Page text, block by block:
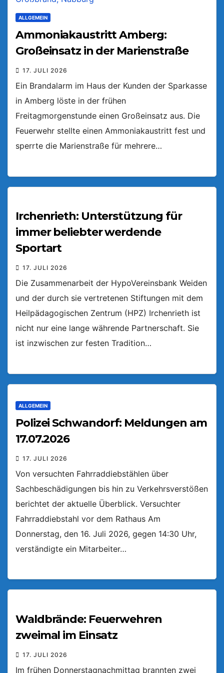
ALLGEMEIN
Ammoniakaustritt Amberg:
Großeinsatz in der Marienstraße
17. JULI 2026
Ein Brandalarm im Haus der Kunden der Sparkasse
in Amberg löste in der frühen
Freitagmorgenstunde einen Großeinsatz aus. Die
Feuerwehr stellte einen Ammoniakaustritt fest und
sperrte die Marienstraße für mehrere…
Irchenrieth: Unterstützung für
immer beliebter werdende
Sportart
17. JULI 2026
Die Zusammenarbeit der HypoVereinsbank Weiden
und der durch sie vertretenen Stiftungen mit dem
Heilpädagogischen Zentrum (HPZ) Irchenrieth ist
nicht nur eine lange währende Partnerschaft. Sie
ist inzwischen zur festen Tradition…
ALLGEMEIN
Polizei Schwandorf: Meldungen am
17.07.2026
17. JULI 2026
Von versuchten Fahrraddiebstählen über
Sachbeschädigungen bis hin zu Verkehrsverstößen
berichtet der aktuelle Überblick. Versuchter
Fahrraddiebstahl vor dem Rathaus Am
Donnerstag, den 16. Juli 2026, gegen 14:30 Uhr,
verständigte ein Mitarbeiter…
Waldbrände: Feuerwehren
zweimal im Einsatz
17. JULI 2026
Im frühen Donnerstagnachmittag brannten zwei